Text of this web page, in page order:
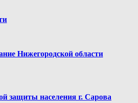
Нижегородской области
защиты населения г. Сарова